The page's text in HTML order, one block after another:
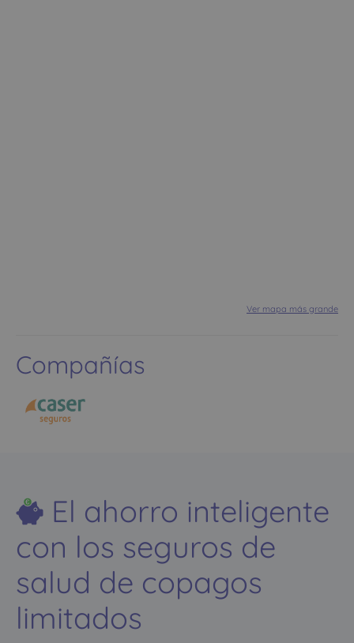
Ver mapa más grande
Compañías
El ahorro inteligente
con los seguros de
salud de copagos
limitados